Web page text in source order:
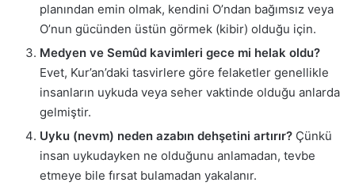
planından emin olmak, kendini O’ndan bağımsız veya
O’nun gücünden üstün görmek (kibir) olduğu için.
Medyen ve Semûd kavimleri gece mi helak oldu?
Evet, Kur’an’daki tasvirlere göre felaketler genellikle
insanların uykuda veya seher vaktinde olduğu anlarda
gelmiştir.
Uyku (nevm) neden azabın dehşetini artırır? Çünkü
insan uykudayken ne olduğunu anlamadan, tevbe
etmeye bile fırsat bulamadan yakalanır.